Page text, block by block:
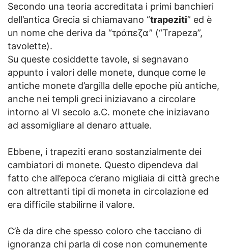
Secondo una teoria accreditata i primi banchieri
dell’antica Grecia si chiamavano “trapeziti” ed è
un nome che deriva da “τράπεζα” (“Trapeza”,
tavolette).
Su queste cosiddette tavole, si segnavano
appunto i valori delle monete, dunque come le
antiche monete d’argilla delle epoche più antiche,
anche nei templi greci iniziavano a circolare
intorno al VI secolo a.C. monete che iniziavano
ad assomigliare al denaro attuale.
Ebbene, i trapeziti erano sostanzialmente dei
cambiatori di monete. Questo dipendeva dal
fatto che all’epoca c’erano migliaia di città greche
con altrettanti tipi di moneta in circolazione ed
era difficile stabilirne il valore.
C’è da dire che spesso coloro che tacciano di
ignoranza chi parla di cose non comunemente